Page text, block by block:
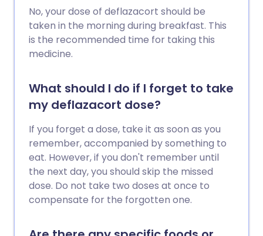
No, your dose of deflazacort should be
taken in the morning during breakfast. This
is the recommended time for taking this
medicine.
What should I do if I forget to take
my deflazacort dose?
If you forget a dose, take it as soon as you
remember, accompanied by something to
eat. However, if you don't remember until
the next day, you should skip the missed
dose. Do not take two doses at once to
compensate for the forgotten one.